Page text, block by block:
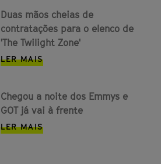
Duas mãos cheias de
contratações para o elenco de
'The Twilight Zone'
LER MAIS
Chegou a noite dos Emmys e
GOT já vai à frente
LER MAIS